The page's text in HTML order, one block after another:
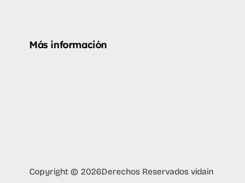
Más información
Copyright © 2026Derechos Reservados vidain